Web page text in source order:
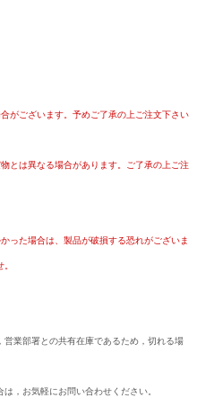
がございます。予めご了承の上ご注文下さい
とは異なる場合があります。ご了承の上ご注
った場合は、製品が破損する恐れがございま
業部署との共有在庫であるため，切れる場
，お気軽にお問い合わせください。